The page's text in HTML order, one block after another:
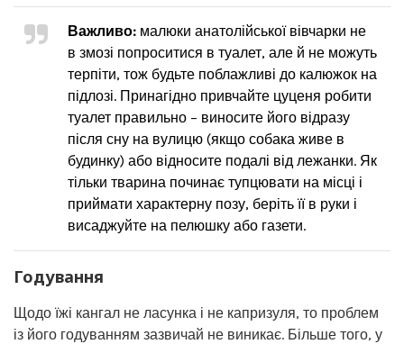
Важливо: малюки анатолійської вівчарки не
в змозі попроситися в туалет, але й не можуть
терпіти, тож будьте поблажливі до калюжок на
підлозі. Принагідно привчайте цуценя робити
туалет правильно – виносите його відразу
після сну на вулицю (якщо собака живе в
будинку) або відносите подалі від лежанки. Як
тільки тварина починає тупцювати на місці і
приймати характерну позу, беріть її в руки і
висаджуйте на пелюшку або газети.
Годування
Щодо їжі кангал не ласунка і не капризуля, то проблем
із його годуванням зазвичай не виникає. Більше того, у